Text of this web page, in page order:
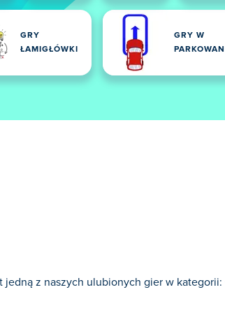
GRY
ŁAMIGŁÓWKI
GRY W
jedną z naszych ulubionych gier w kategorii:
Gry Łamigłówki.